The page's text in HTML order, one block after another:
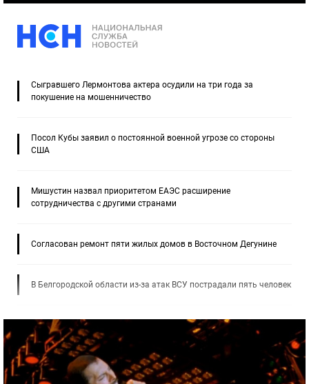
Сыгравшего Лермонтова актера осудили на три года за
покушение на мошенничество
Посол Кубы заявил о постоянной военной угрозе со стороны
США
Мишустин назвал приоритетом ЕАЭС расширение
сотрудничества с другими странами
Согласован ремонт пяти жилых домов в Восточном Дегунине
В Белгородской области из-за атак ВСУ пострадали пять человек
«Яблоко» раздора: Почему почти все политические силы
выступили против оппозиции
Бутман: В России может появиться первый джазовый вуз